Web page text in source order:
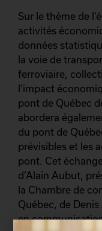
Sur le thème de
activités
données
la voie de
ferroviaire,
l’impact
pont de Québec
abordera
du pont de
prévisibles et les
pont. Cet
d’Alain Aubut,
la Chambre de
Québec, de
en